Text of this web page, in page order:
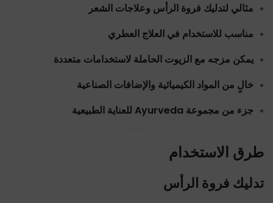
مثالي لتدليك فروة الرأس وعلاجات الشعر
مناسب للاستخدام في العلاج العطري
يمكن مزجه مع الزيوت الحاملة لاستخدامات متعددة
خالٍ من المواد الكيميائية والإضافات الصناعية
جزء من مجموعة Ayurveda للعناية الطبيعية
طرق الاستخدام
تدليك فروة الرأس